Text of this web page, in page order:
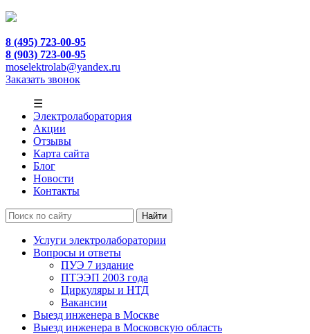
8 (495) 723-00-95
8 (903) 723-00-95
moselektrolab@yandex.ru
Заказать звонок
☰
Электролаборатория
Акции
Отзывы
Карта сайта
Блог
Новости
Контакты
Услуги электролаборатории
Вопросы и ответы
ПУЭ 7 издание
ПТЭЭП 2003 года
Циркуляры и НТД
Вакансии
Выезд инженера в Москве
Выезд инженера в Московскую область